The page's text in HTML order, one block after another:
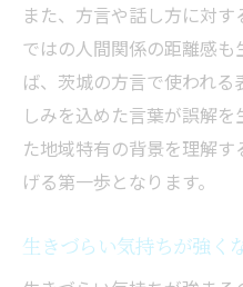
生きづらい人の
活用法
生きづらい感覚
医療人材課への
エコチャレンジ
らさ対策
また、方言や話し方に対
ではの人間関係の距離感
ば、茨城の方言で使われ
しみを込めた言葉が誤解
た地域特有の背景を理解
げる第一歩となります。
生きづらい気持ちが強く